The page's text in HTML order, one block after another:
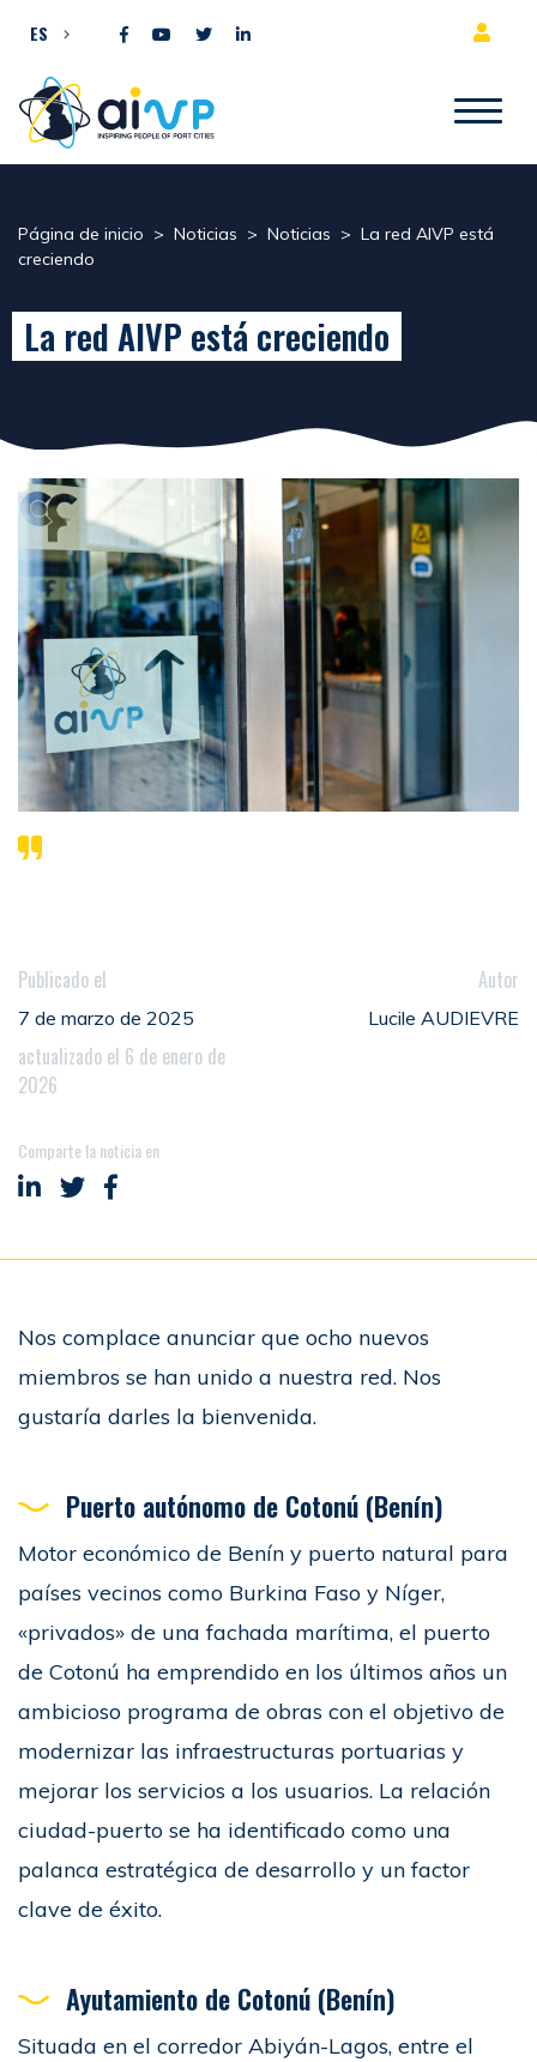
ES
Página de inicio > Noticias > Noticias > La red AIVP está
creciendo
La red AIVP está creciendo
Publicado el
7 de marzo de 2025
actualizado el 6 de enero de
2026
Autor
Lucile AUDIEVRE
Comparte la noticia en
Compartir en LinkedIn
Compartir en Twitter
Compartir en Facebook
Nos complace anunciar que ocho nuevos
miembros se han unido a nuestra red. Nos
gustaría darles la bienvenida.
Puerto autónomo de Cotonú (Benín)
Motor económico de Benín y puerto natural para
países vecinos como Burkina Faso y Níger,
«privados» de una fachada marítima, el puerto
de Cotonú ha emprendido en los últimos años un
ambicioso programa de obras con el objetivo de
modernizar las infraestructuras portuarias y
mejorar los servicios a los usuarios. La relación
ciudad-puerto se ha identificado como una
palanca estratégica de desarrollo y un factor
clave de éxito.
Ayutamiento de Cotonú (Benín)
Situada en el corredor Abiyán-Lagos, entre el